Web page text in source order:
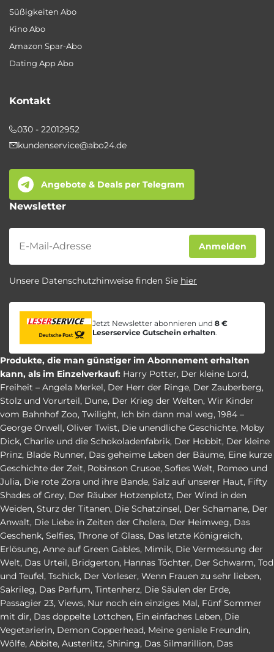
Süßigkeiten Abo
Kino Abo
Amazon Spar-Abo
Dating App Abo
Kontakt
030 - 22012952
kundenservice@abo24.de
Angebote & Deals per Telegram
Newsletter
Newsletter
Anmelden
Unsere Datenschutzhinweise finden Sie hier
Jetzt Newsletter abonnieren und 8 €
Leserservice Gutschein erhalten.
Produkte, die man günstiger im Abonnement erhalten
kann, als im Einzelverkauf: Harry Potter, Der kleine Lord,
Freiheit – Angela Merkel, Der Herr der Ringe, Der Zauberberg,
Stolz und Vorurteil, Dune, Der Krieg der Welten, Wir Kinder
vom Bahnhof Zoo, Twilight, Ich bin dann mal weg, 1984 –
George Orwell, Oliver Twist, Die unendliche Geschichte, Moby
Dick, Charlie und die Schokoladenfabrik, Der Hobbit, Der kleine
Prinz, Blade Runner, Das geheime Leben der Bäume, Eine kurze
Geschichte der Zeit, Robinson Crusoe, Sofies Welt, Romeo und
Julia, Die rote Zora und ihre Bande, Salz auf unserer Haut, Fifty
Shades of Grey, Der Räuber Hotzenplotz, Der Wind in den
Weiden, Sturz der Titanen, Die Schatzinsel, Der Schamane, Der
Anwalt, Die Liebe in Zeiten der Cholera, Der Heimweg, Das
Geschenk, Selfies, Throne of Glass, Das letzte Königreich,
Erlösung, Anne auf Green Gables, Mimik, Die Vermessung der
Welt, Das Urteil, Bridgerton, Hannas Töchter, Der Schwarm, Tod
und Teufel, Tschick, Der Vorleser, Wenn Frauen zu sehr lieben,
Sakrileg, Das Parfum, Tintenherz, Die Säulen der Erde,
Passagier 23, Views, Nur noch ein einziges Mal, Fünf Sommer
mit dir, Das doppelte Lottchen, Ein einfaches Leben, Die
Vegetarierin, Demon Copperhead, Meine geniale Freundin,
Wölfe, Abbite, Austerlitz, Shining, Das Silmarillion, Das